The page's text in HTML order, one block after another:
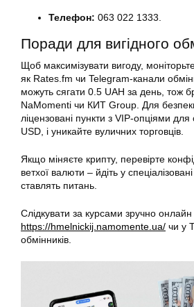
Телефон: 063 022 1333.
Поради для вигідного
Щоб максимізувати вигоду,
як Rates.fm чи Telegram-канали
можуть сягати 0.5 UAH за день, тож
NaMomenti чи КИТ Group. Для
ліцензовані пункти з VIP-опціями
USD, і уникайте вуличних торговців.
Якщо міняєте крипту, перевірте
ветхої валюти – йдіть у
ставлять питань.
Слідкувати за курсами зручно
https://hmelnickij.namomente.ua/ чи у
обмінників.